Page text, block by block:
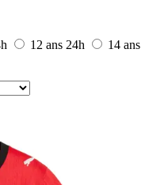
12 ans 24h
14 ans